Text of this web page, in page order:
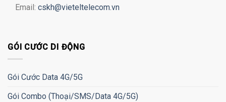
Email: cskh@vieteltelecom.vn
GÓI CƯỚC DI ĐỘNG
Gói Cước Data 4G/5G
Gói Combo (Thoại/SMS/Data 4G/5G)